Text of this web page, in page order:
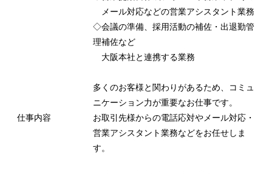
仕事内容
メール対応などの営業アシスタント業務
◇会議の準備、採用活動の補佐・出退勤管
理補佐など
大阪本社と連携する業務
多くのお客様と関わりがあるため、コミュ
ニケーション力が重要なお仕事です。
お取引先様からの電話応対やメール対応・
営業アシスタント業務などをお任せしま
す。